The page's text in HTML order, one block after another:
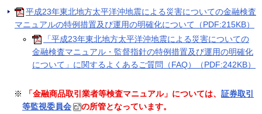
平成23年東北地方太平洋沖地震による災害についての金融検査
マニュアルの特例措置及び運用の明確化について（PDF:215KB）
「平成23年東北地方太平洋沖地震による災害についての
金融検査マニュアル・監督指針の特例措置及び運用の明確化
について」に関するよくあるご質問（FAQ）（PDF:242KB）
※ 「金融商品取引業者等検査マニュアル」については、 証券取引
等監視委員会
の所管となっています。